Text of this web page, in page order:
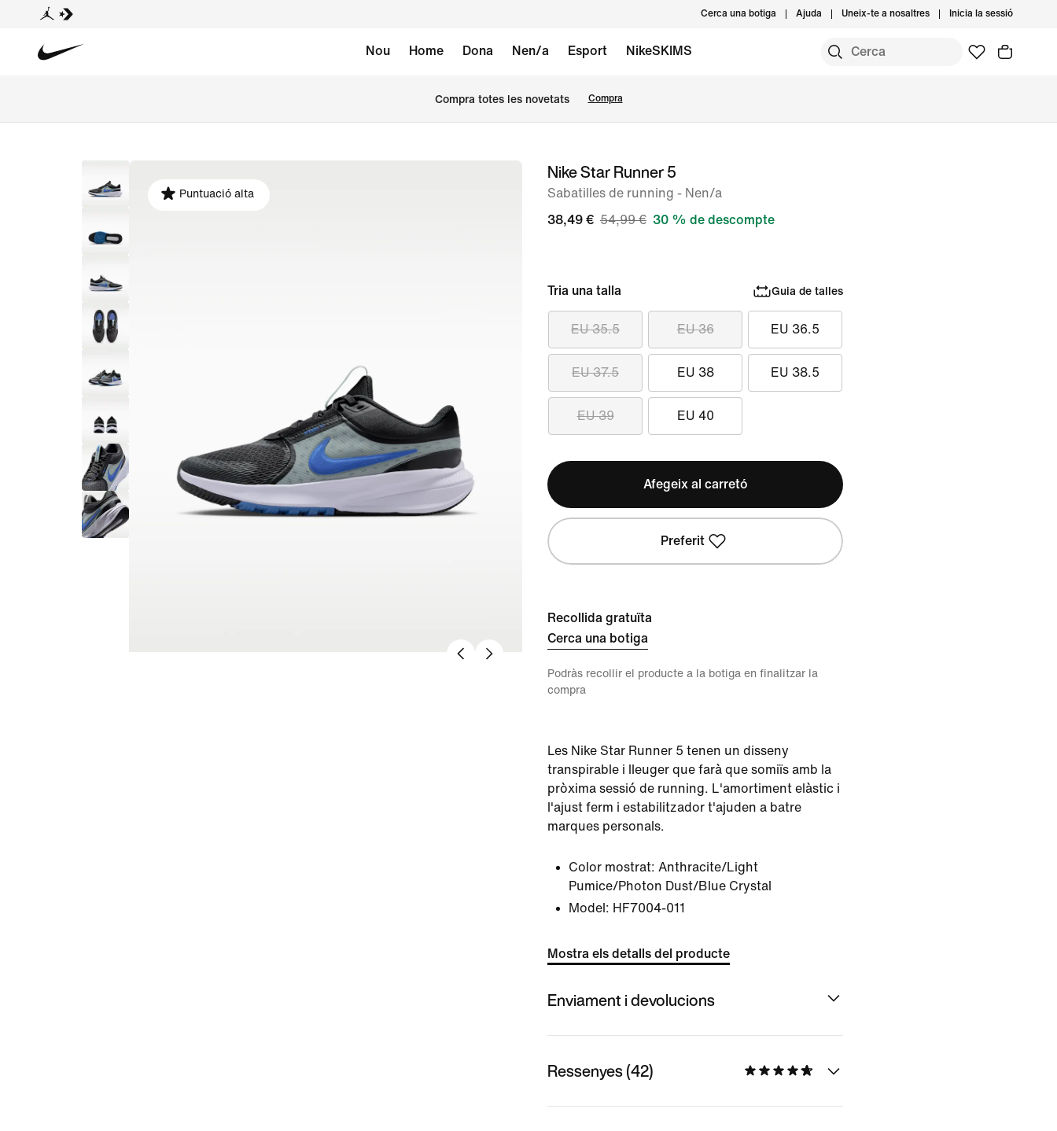
Cerca una botiga Ajuda Uneix-te a nosaltres Inicia la sessió
Nou Home Dona Nen/a Esport NikeSKIMS
Compra totes les novetats Compra
Imatge
Puntuació alta
Nike Star Runner 5
Sabatilles de running - Nen/a
38,49 € 54,99 € 30 % de descompte
Tria una talla Guia de talles
EU 35.5 EU 36 EU 36.5
EU 37.5 EU 38 EU 38.5
EU 39 EU 40
Afegeix al carretó
Preferit
Recollida gratuïta
Cerca una botiga
Podràs recollir el producte a la botiga en finalitzar la
compra
Les Nike Star Runner 5 tenen un disseny
transpirable i lleuger que farà que somiïs amb la
pròxima sessió de running. L'amortiment elàstic i
l'ajust ferm i estabilitzador t'ajuden a batre
marques personals.
Color mostrat: Anthracite/Light
Pumice/Photon Dust/Blue Crystal
Model: HF7004-011
Mostra els detalls del producte
Enviament i devolucions
Ressenyes (42)